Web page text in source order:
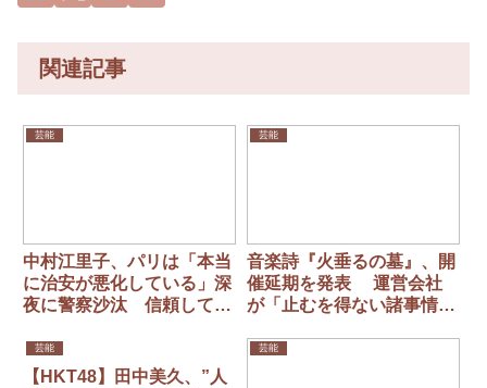
関連記事
芸能
中村江里子、パリは「本当
に治安が悪化している」深
夜に警察沙汰 信頼してい
芸能
音楽詩『火垂るの墓』、開
催延期を発表 運営会社
が「止むを得ない諸事情」
で話題も
芸能
【HKT48】田中美久、”人
芸能